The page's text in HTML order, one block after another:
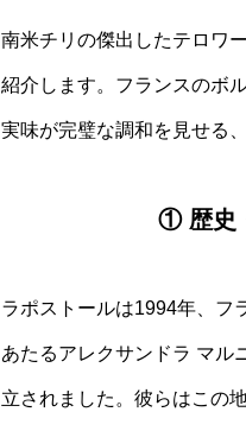
南米チリの傑出したテロワ
紹介します。フランスのボ
実味が完璧な調和を見せる
① 歴史
ラポストールは1994年、フ
あたるアレクサンドラ マル
立されました。彼らはこの